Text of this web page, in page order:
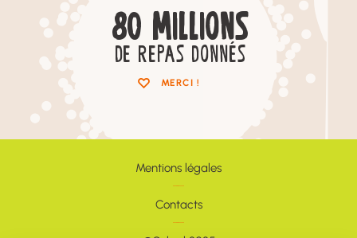
80 MILLIONS
DE REPAS DONNÉS
MERCI !
Mentions légales
Contacts